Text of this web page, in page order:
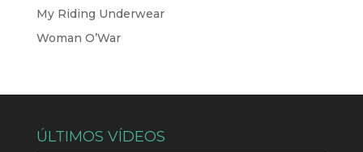
My Riding Underwear
Woman O’War
ÚLTIMOS VÍDEOS